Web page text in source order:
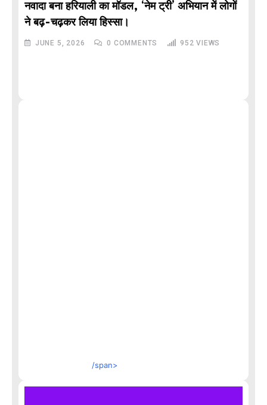
नवादा बना हरियाली का मॉडल, ‘नेम ट्री’ अभियान में लोगों
ने बढ़-चढ़कर लिया हिस्सा।
JUNE 5, 2026 0 COMMENTS 952 VIEWS
/span>